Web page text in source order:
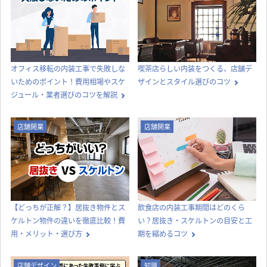
オフィス移転の内装工事で失敗しな
いためのポイント！費用相場やスケ
ジュール・業者選びのコツを解説
喫茶店らしい内装をつくる、店舗デ
ザインとスタイル選びのコツ
店舗開業
【どっちが正解？】居抜き物件とス
ケルトン物件の違いを徹底比較！費
用・メリット・選び方
店舗開業
飲食店の内装工事期間はどのくら
い？居抜き・スケルトンの目安と工
期を縮めるコツ